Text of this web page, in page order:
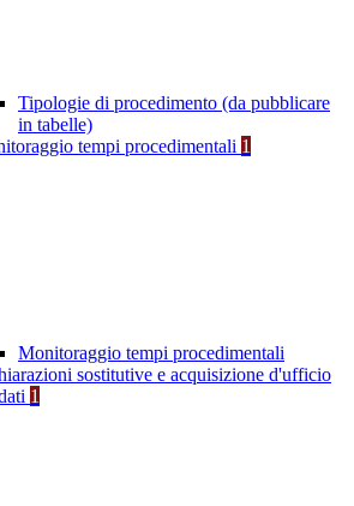
Tipologie di procedimento (da pubblicare
in tabelle)
tempi procedimentali 1
Monitoraggio tempi procedimentali
sostitutive e acquisizione d'ufficio
1